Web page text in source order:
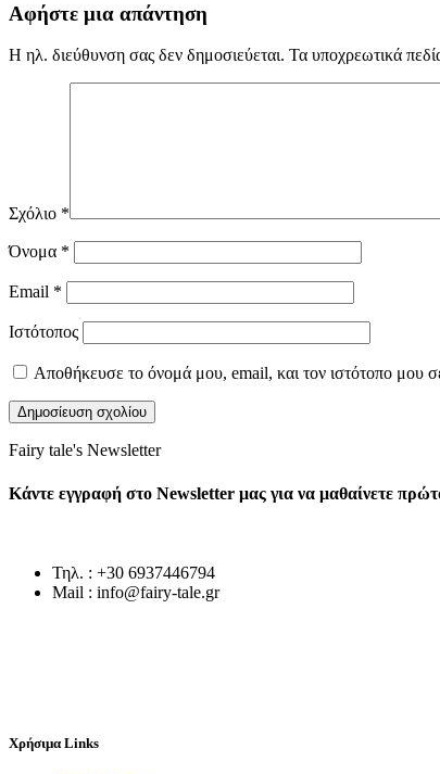
Αφήστε μια απάντηση
Η ηλ. διεύθυνση σας δεν δημοσιεύεται. Τα υποχρεωτικά
Σχόλιο *
Όνομα *
Email *
Ιστότοπος
Αποθήκευσε το όνομά μου, email, και τον ιστότοπο μου
Fairy tale's Newsletter
Κάντε εγγραφή στο Newsletter μας για να μαθαίνετε
Τηλ. : +30 6937446794
Mail : info@fairy-tale.gr
Χρήσιμα Links